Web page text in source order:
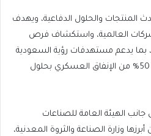
والحلول الدفاعية، ويهدف
العالمية، واستكشاف فرص
بما يدعم مستهدفات رؤية السعودية
2030 الرامية إلى توطين أكثر من 50% من الإنفاق العسكري بحلول
الهيئة العامة للصناعات
وزارة الصناعة والثروة المعدنية،